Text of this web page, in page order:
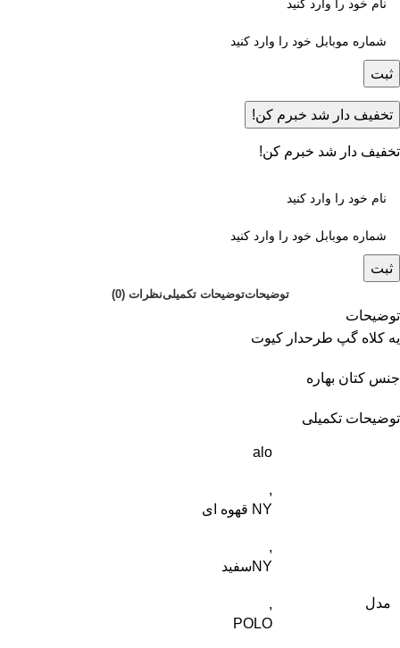
ثبت
تخفیف دار شد خبرم کن!
تخفیف دار شد خبرم کن!
ثبت
توضیحاتتوضیحات تکمیلینظرات (0)
توضیحات
یه کلاه گپ طرحدار کیوت
جنس کتان بهاره
توضیحات تکمیلی
مدل
alo
,
NY قهوه ای
,
NYسفید
,
POLO